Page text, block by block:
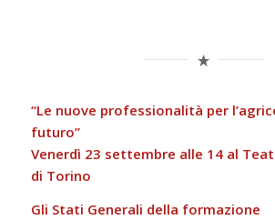
“Le nuove professionalità per
futuro”
Venerdì 23 settembre alle 14 al
di Torino
Gli Stati Generali della formazione